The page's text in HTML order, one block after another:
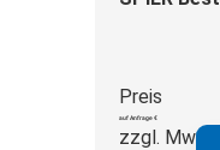
Preis
auf Anfrage €
zzgl. MwSt.